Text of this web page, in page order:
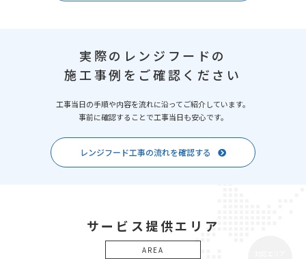
実際のレンジフードの
施工事例をご確認ください
工事当日の手順や内容を流れに沿ってご紹介しています。
事前に確認することで工事当日も安心です。
レンジフード工事の流れを確認する
サービス提供エリア
AREA